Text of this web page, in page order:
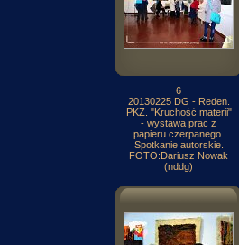
6
20130225 DG - Reden.
PKZ. "Kruchość materii"
- wystawa prac z
papieru czerpanego.
Spotkanie autorskie.
FOTO:Dariusz Nowak
(nddg)